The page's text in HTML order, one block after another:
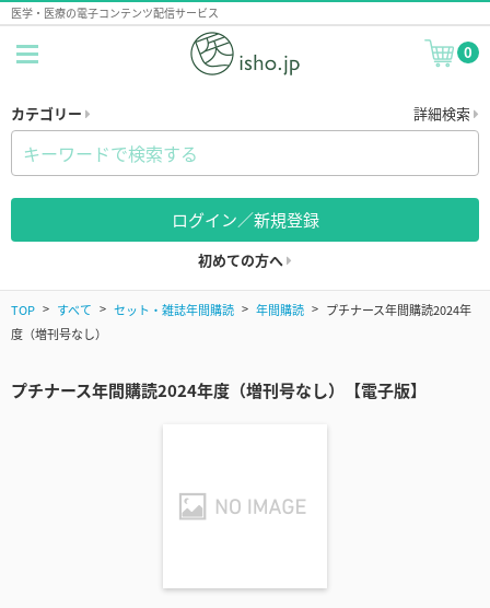
医学・医療の電子コンテンツ配信サービス
0
カテゴリー 詳細検索
ログイン／新規登録
初めての方へ
TOP すべて セット・雑誌年間購読 年間購読
プチナース年間購読2024年
度（増刊号なし）
プチナース年間購読2024年度（増刊号なし）【電子版】